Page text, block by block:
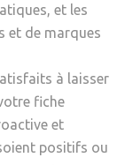
et les
et de marques
à laisser
fiche
et
positifs ou